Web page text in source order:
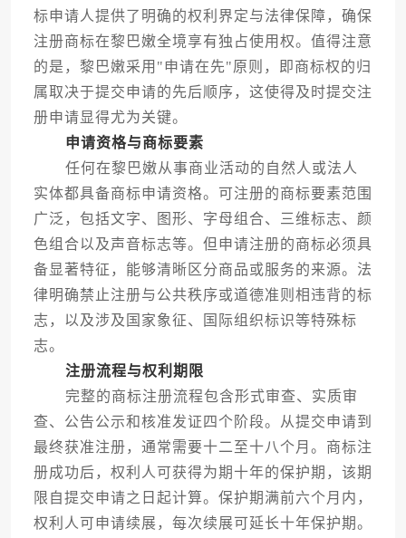
标申请人提供了明确的权利界定与法律保障，确保
注册商标在黎巴嫩全境享有独占使用权。值得注意
的是，黎巴嫩采用"申请在先"原则，即商标权的归
属取决于提交申请的先后顺序，这使得及时提交注
册申请显得尤为关键。
申请资格与商标要素
任何在黎巴嫩从事商业活动的自然人或法人
实体都具备商标申请资格。可注册的商标要素范围
广泛，包括文字、图形、字母组合、三维标志、颜
色组合以及声音标志等。但申请注册的商标必须具
备显著特征，能够清晰区分商品或服务的来源。法
律明确禁止注册与公共秩序或道德准则相违背的标
志，以及涉及国家象征、国际组织标识等特殊标
志。
注册流程与权利期限
完整的商标注册流程包含形式审查、实质审
查、公告公示和核准发证四个阶段。从提交申请到
最终获准注册，通常需要十二至十八个月。商标注
册成功后，权利人可获得为期十年的保护期，该期
限自提交申请之日起计算。保护期满前六个月内，
权利人可申请续展，每次续展可延长十年保护期。